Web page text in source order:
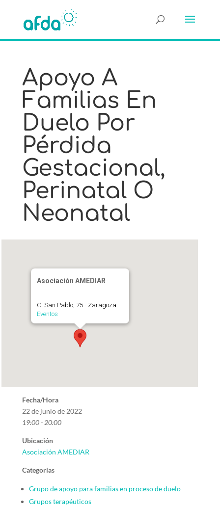
Apoyo A
Familias En
Duelo Por
Pérdida
Gestacional,
Perinatal O
Neonatal
Asociación AMEDIAR
C. San Pablo, 75 - Zaragoza
Eventos
Fecha/Hora
22 de junio de 2022
19:00 - 20:00
Ubicación
Asociación AMEDIAR
Categorías
Grupo de apoyo para familias en proceso de duelo
Grupos terapéuticos